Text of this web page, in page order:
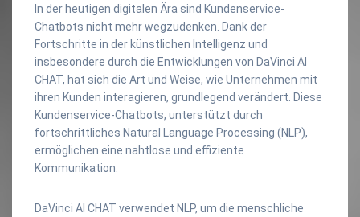
In der heutigen digitalen Ära sind Kundenservice-
Chatbots nicht mehr wegzudenken. Dank der
Fortschritte in der künstlichen Intelligenz und
insbesondere durch die Entwicklungen von DaVinci AI
CHAT, hat sich die Art und Weise, wie Unternehmen mit
ihren Kunden interagieren, grundlegend verändert. Diese
Kundenservice-Chatbots, unterstützt durch
fortschrittliches Natural Language Processing (NLP),
ermöglichen eine nahtlose und effiziente
Kommunikation.
DaVinci AI CHAT verwendet NLP, um die menschliche